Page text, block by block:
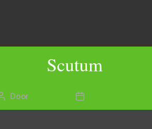
Scutum
Berichtauteur
Door Berichtdatum